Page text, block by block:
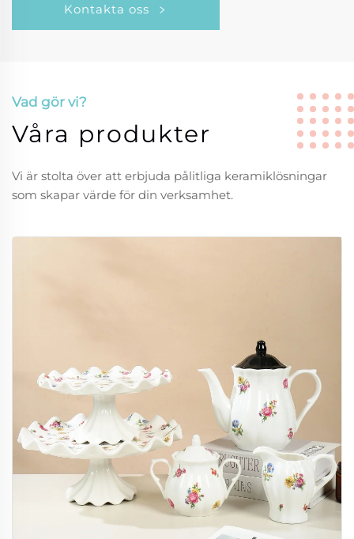
Kontakta oss
Vad gör vi?
Våra produkter
Vi är stolta över att erbjuda pålitliga keramiklösningar
som skapar värde för din verksamhet.